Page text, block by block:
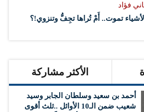
فؤاد
تموت.. أَمْ تُراها تجِفُّ وتنزوي!؟
الأكثر مشاركة
أحمد بن سعيد وسلطان الجابر وسيد
شعيب ضمن الـ10 الأوائل ..ثلث أقوى